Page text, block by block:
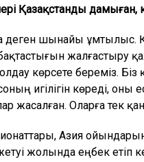
Қазақстанды дамыған,
шынайы ұмтылыс.
көрсете береміз.
игілігін көреді, оны
жасалған. Оларға тек
Азия
жолында еңбек етіп